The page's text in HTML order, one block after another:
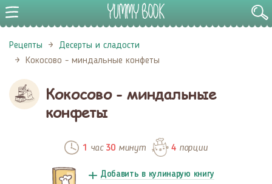
Рецепты
Десерты и сладости
Кокосово - миндальные конфеты
Кокосово - миндальные
конфеты
1 час 30минут 4порции
Добавить в кулинарую книгу